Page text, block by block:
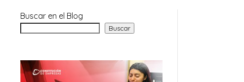
Buscar en el Blog
Buscar